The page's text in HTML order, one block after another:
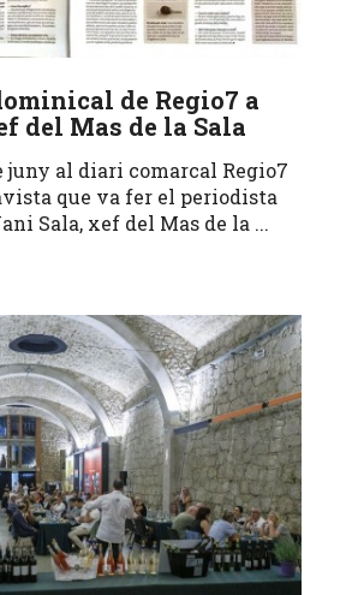
de Regio7 a
del Mas de la Sala
juny al diari comarcal Regio7
que va fer el periodista
Sala, xef del Mas de la ...